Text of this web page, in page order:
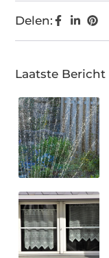
Delen:
Laatste Bericht